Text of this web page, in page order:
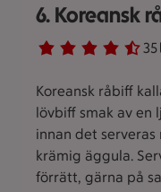
6. Koreansk
Betyg 4.7 av 5. 35
35 personer har
Koreansk råbiff
lövbiff smak av en
innan det
krämig äggula.
förrätt, gärna på